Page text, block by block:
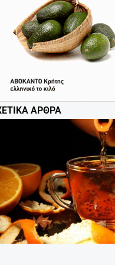
ΆΡΘΡΑ